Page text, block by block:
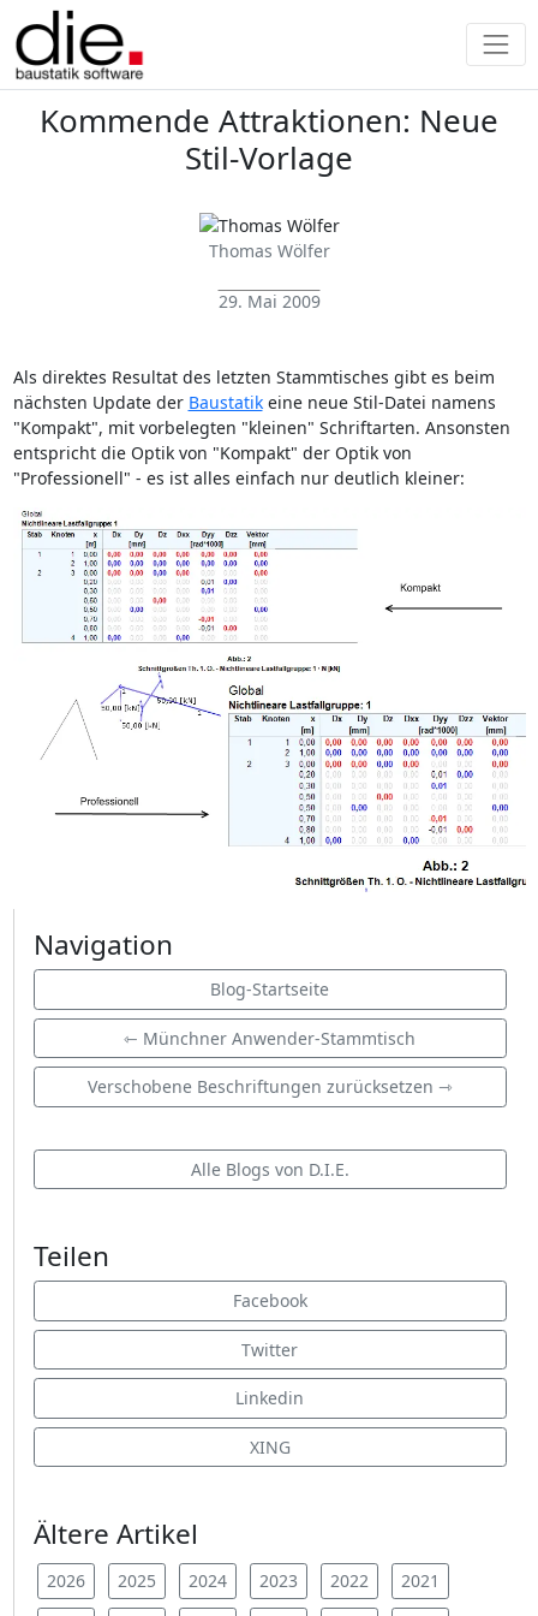
Kommende Attraktionen: Neue
Stil-Vorlage
Thomas Wölfer
29. Mai 2009
Als direktes Resultat des letzten Stammtisches gibt es beim
nächsten Update der Baustatikeine neue Stil-Datei namens
"Kompakt", mit vorbelegten "kleinen" Schriftarten. Ansonsten
entspricht die Optik von "Kompakt" der Optik von
"Professionell" - es ist alles einfach nur deutlich kleiner:
Navigation
Blog-Startseite
⇽ Münchner Anwender-Stammtisch
Verschobene Beschriftungen zurücksetzen ⇾
Alle Blogs von D.I.E.
Teilen
Facebook
Twitter
Linkedin
XING
Ältere Artikel
2026 2025 2024 2023 2022
2021